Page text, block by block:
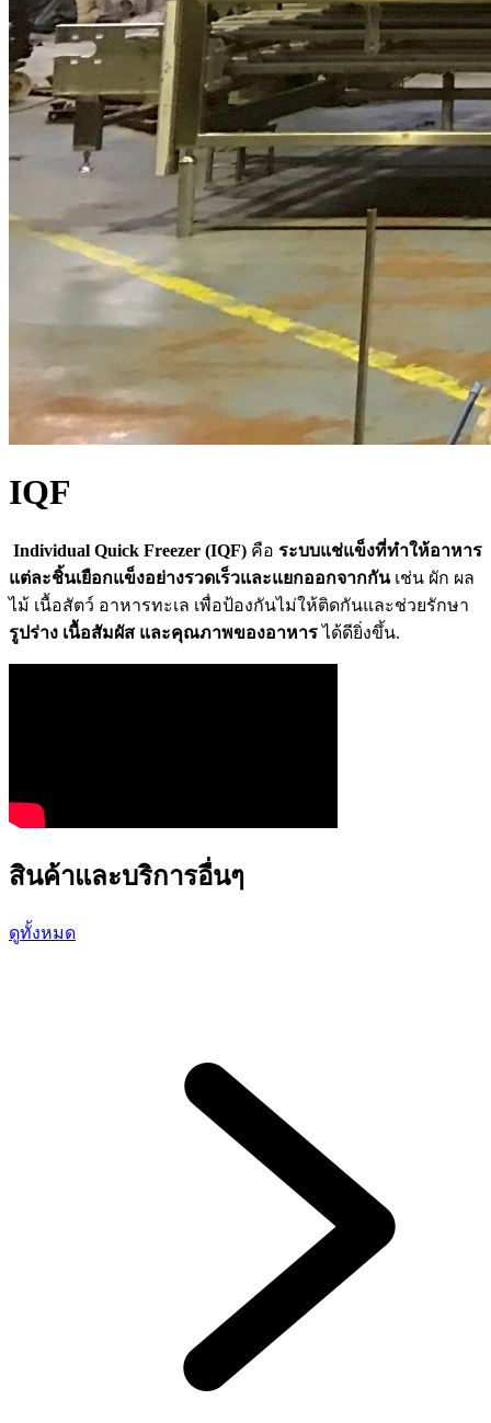
IQF
Individual Quick Freezer (IQF) คือ ระบบแช่แข็งที่ทำให้อาหาร
แต่ละชิ้นเยือกแข็งอย่างรวดเร็วและแยกออกจากกันเช่น ผัก ผล
ไม้ เนื้อสัตว์ อาหารทะเล เพื่อป้องกันไม่ให้ติดกันและช่วยรักษา
รูปร่าง เนื้อสัมผัส และคุณภาพของอาหารได้ดียิ่งขึ้น.
สินค้าและบริการอื่นๆ
ดูทั้งหมด